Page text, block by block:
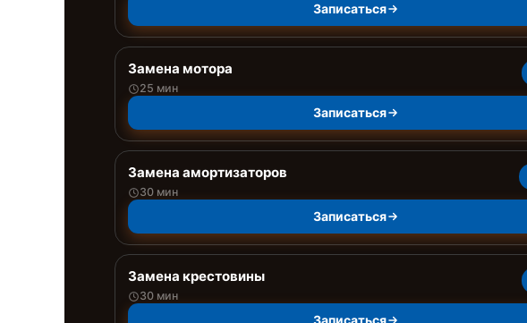
Записаться
Замена мотора
25 мин
Записаться
Замена амортизаторов
30 мин
Записаться
Замена крестовины
30 мин
Записаться